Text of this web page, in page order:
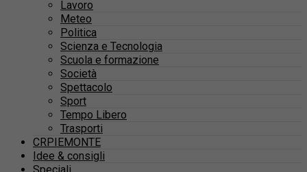
Lavoro
Meteo
Politica
Scienza e Tecnologia
Scuola e formazione
Società
Spettacolo
Sport
Tempo Libero
Trasporti
CRPIEMONTE
Idee & consigli